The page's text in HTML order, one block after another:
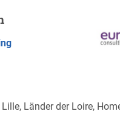
Länder der Loire,